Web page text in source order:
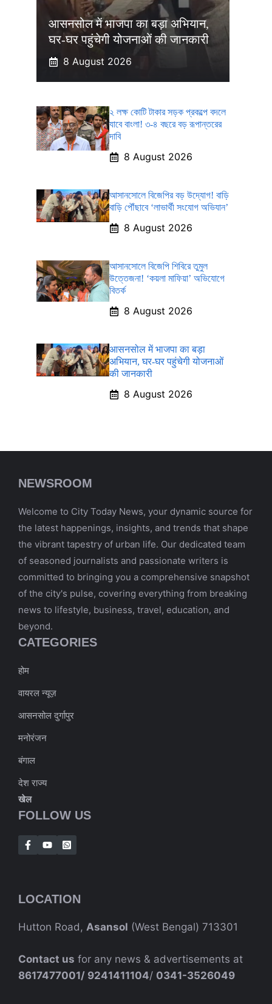
आसनसोल में भाजपा का बड़ा अभियान,
घर-घर पहुंचेगी योजनाओं की जानकारी
8 August 2026
২ লক্ষ কোটি টাকার সড়ক প্রকল্পে বদলে
যাবে বাংলা! ৩-৪ বছরে বড় রূপান্তরের
দাবি
8 August 2026
আসানসোলে বিজেপির বড় উদ্যোগ! বাড়ি
বাড়ি পৌঁছাবে ‘লাভার্থী সংযোগ অভিযান’
8 August 2026
আসানসোলে বিজেপি শিবিরে তুমুল
উত্তেজনা! ‘কয়লা মাফিয়া’ অভিযোগে
বিতর্ক
8 August 2026
आसनसोल में भाजपा का बड़ा
अभियान, घर-घर पहुंचेगी योजनाओं
की जानकारी
8 August 2026
NEWSROOM
Welcome to City Today News, your dynamic source for
the latest happenings, insights, and trends that shape
the vibrant tapestry of urban life. Our dedicated team
of seasoned journalists and passionate writers is
committed to bringing you a comprehensive snapshot
of the city's pulse, covering everything from breaking
news to lifestyle, business, travel, education, and
beyond.
CATEGORIES
होम
वायरल न्यूज़
आसनसोल दुर्गापुर
मनोरंजन
बंगाल
देश राज्य
खेल
FOLLOW US
LOCATION
Hutton Road, Asansol (West Bengal) 713301
Contact us for any news & advertisements at
8617477001/ 9241411104/ 0341-3526049